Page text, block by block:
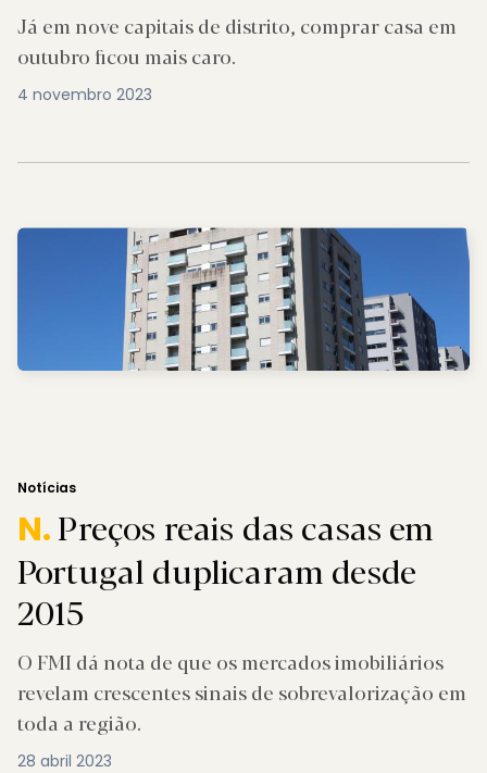
Já em nove capitais de distrito, comprar casa em
outubro ficou mais caro.
4 novembro 2023
Notícias
N.Preços reais das casas em
Portugal duplicaram desde
2015
O FMI dá nota de que os mercados imobiliários
revelam crescentes sinais de sobrevalorização em
toda a região.
28 abril 2023